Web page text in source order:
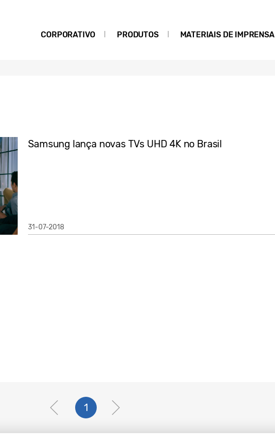
CORPORATIVO PRODUTOS MATERIAIS DE IMPRENSA
Samsung lança novas TVs UHD 4K no Brasil
31-07-2018
1